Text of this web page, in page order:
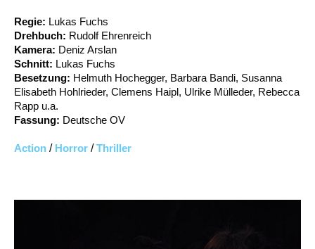
Regie: Lukas Fuchs
Drehbuch: Rudolf Ehrenreich
Kamera: Deniz Arslan
Schnitt: Lukas Fuchs
Besetzung: Helmuth Hochegger, Barbara Bandi, Susanna
Elisabeth Hohlrieder, Clemens Haipl, Ulrike Mülleder, Rebecca
Rapp u.a.
Fassung: Deutsche OV
Action / Horror /Thriller